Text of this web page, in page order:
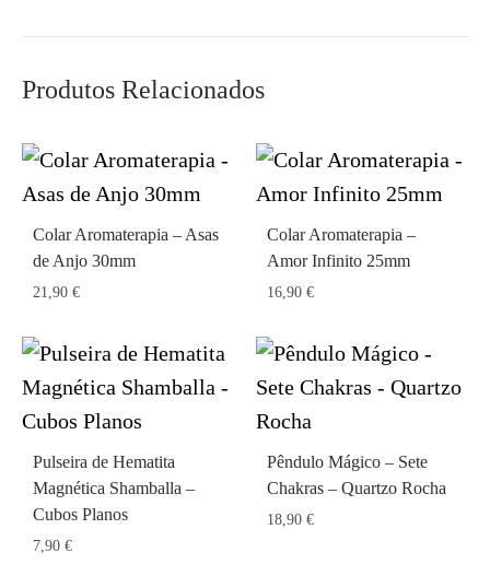
Produtos Relacionados
Colar Aromaterapia – Asas
de Anjo 30mm
21,90 €
Colar Aromaterapia –
Amor Infinito 25mm
16,90 €
Pulseira de Hematita
Magnética Shamballa –
Cubos Planos
7,90 €
Pêndulo Mágico – Sete
Chakras – Quartzo Rocha
18,90 €